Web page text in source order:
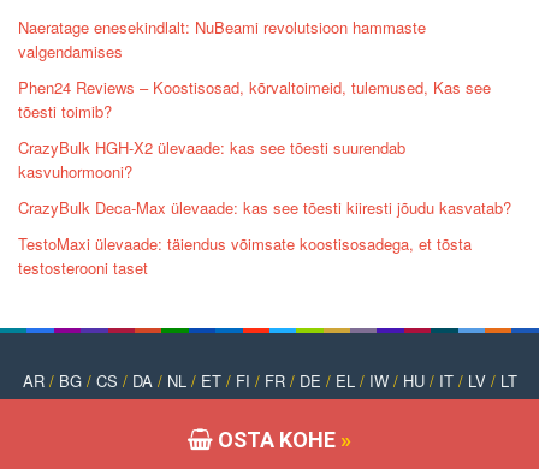
OSTA KOHE »
Naeratage enesekindlalt: NuBeami revolutsioon hammaste
valgendamises
Phen24 Reviews – Koostisosad, kõrvaltoimeid, tulemused, Kas see
tõesti toimib?
CrazyBulk HGH-X2 ülevaade: kas see tõesti suurendab
kasvuhormooni?
CrazyBulk Deca-Max ülevaade: kas see tõesti kiiresti jõudu kasvatab?
TestoMaxi ülevaade: täiendus võimsate koostisosadega, et tõsta
testosterooni taset
AR/ BG/ CS / DA / NL / ET/ FI / FR/ DE / EL / IW/ HU/ IT/ LV/ LT
/NO/PT/PL/RO/RU/SK/SL/ES/SV/TR/UK